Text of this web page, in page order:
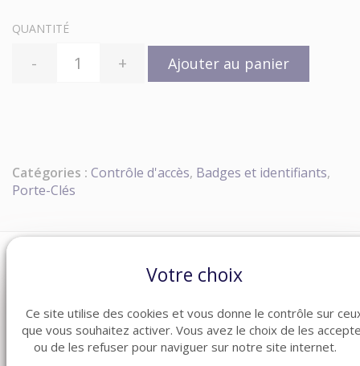
QUANTITÉ
- + Ajouter au panier
Catégories : Contrôle d'accès, Badges et identifiants,
Porte-Clés
ARTICLES CONNEXES
Dans la même famille de produits ménagers, découvrez
Votre choix
Ce site utilise des cookies et vous donne le contrôle sur
que vous souhaitez activer. Vous avez le choix de les
ou de les refuser pour naviguer sur notre site internet.